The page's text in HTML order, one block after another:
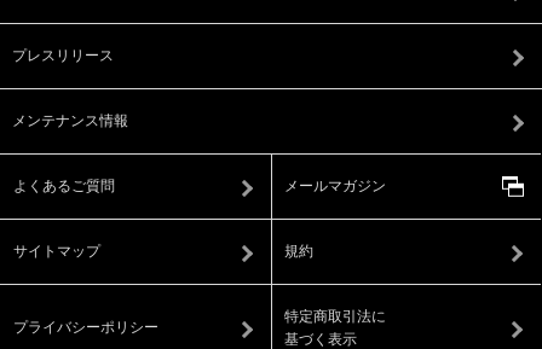
プレスリリース
メンテナンス情報
よくあるご質問 メールマガジン
サイトマップ 規約
プライバシーポリシー
特定商取引法に
基づく表示